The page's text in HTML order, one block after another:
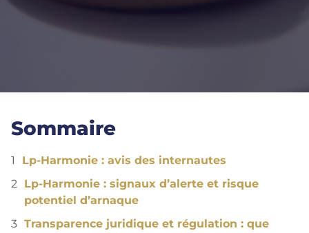
Sommaire
Lp-Harmonie : avis des internautes
Lp-Harmonie : signaux d’alerte et risque
potentiel d’arnaque
Transparence juridique et régulation : que